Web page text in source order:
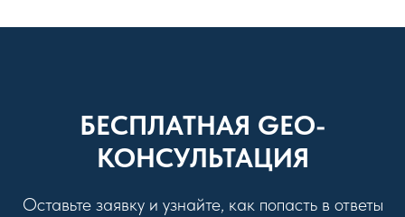
БЕСПЛАТНАЯ GEO-
КОНСУЛЬТАЦИЯ
Оставьте заявку и узнайте, как попасть в ответы